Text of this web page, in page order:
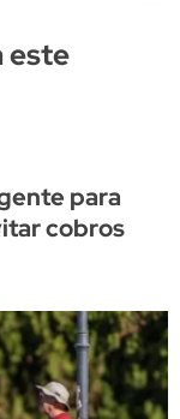
este
para
cobros